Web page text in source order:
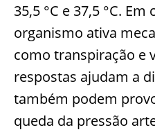
35,5 °C e 37,5 °C.
organismo ativa
como transpiração e
respostas ajudam a
também podem
queda da pressão